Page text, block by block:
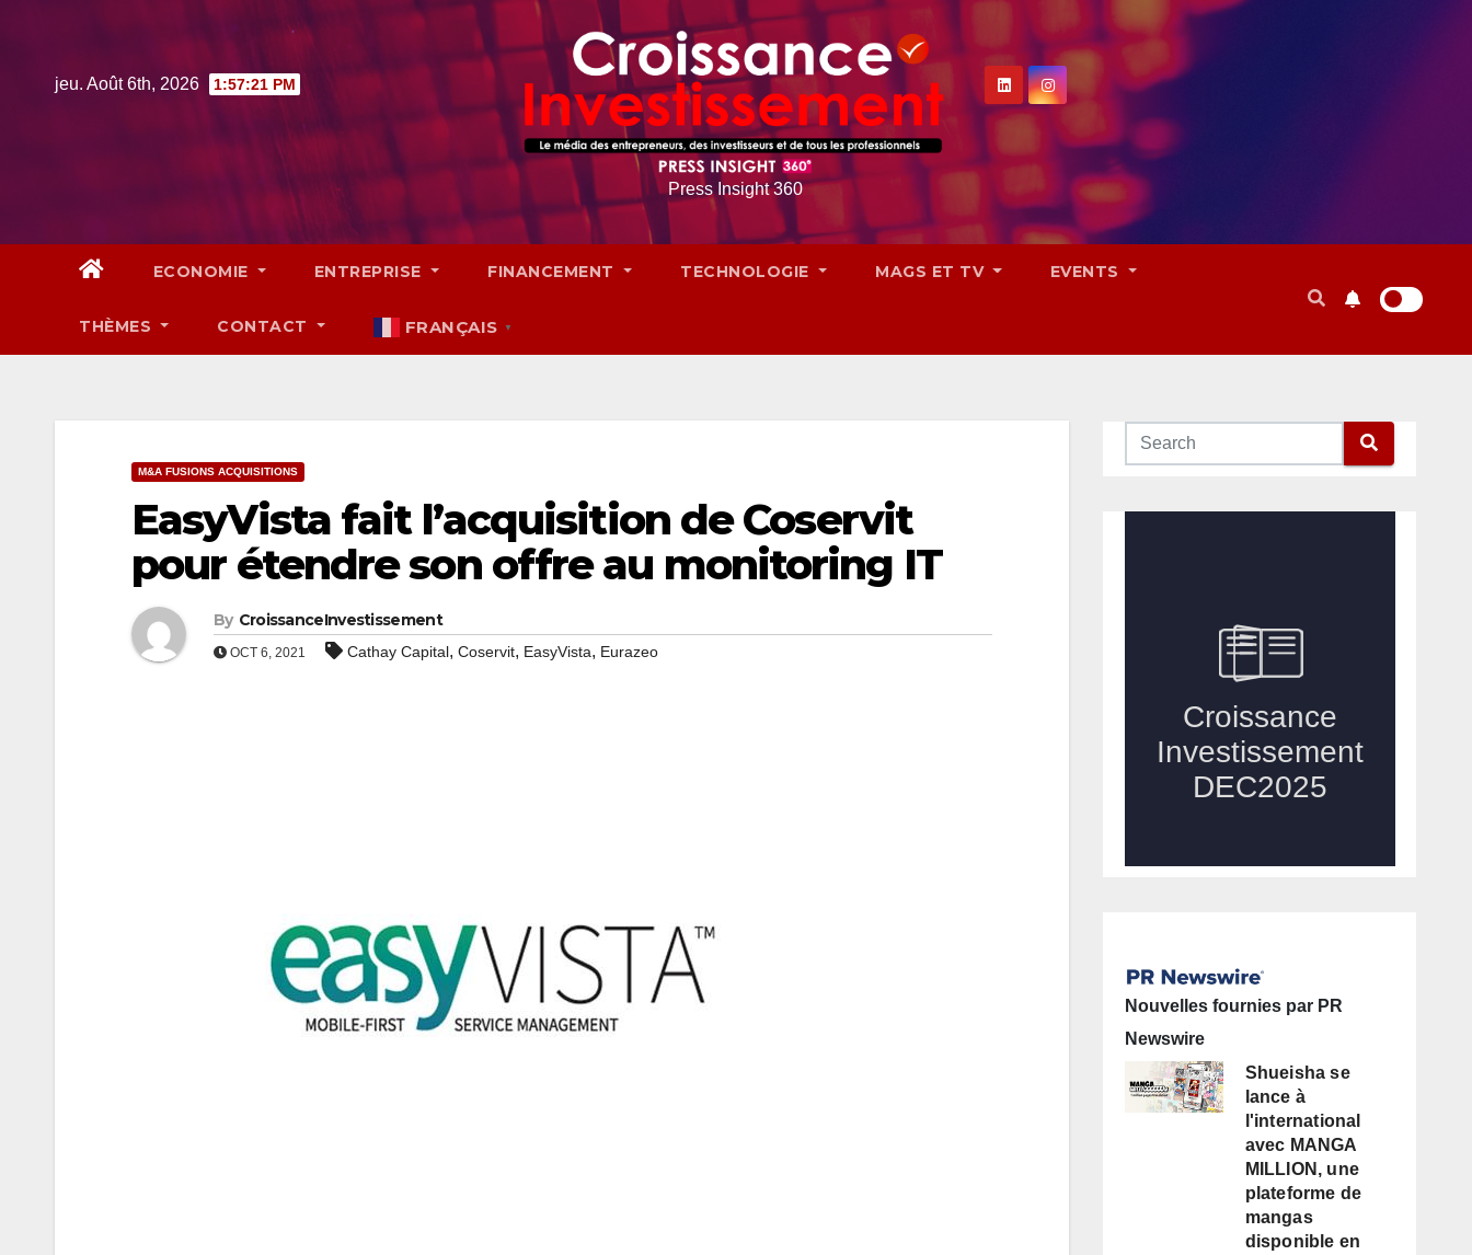
jeu. Août 6th, 2026 1:57:22 PM
Press Insight 360
ECONOMIE ENTREPRISE FINANCEMENT TECHNOLOGIE MAGS ET TV EVENTS
THÈMES CONTACT FRANÇAIS ▼
M&A FUSIONS ACQUISITIONS
EasyVista fait l’acquisition de Coservit
pour étendre son offre au monitoring IT
By CroissanceInvestissement
OCT 6, 2021 Cathay Capital, Coservit, EasyVista, Eurazeo
Nouvelles fournies par PR
Newswire
Shueisha se
lance à
l'international
avec MANGA
MILLION, une
plateforme de
mangas
disponible en